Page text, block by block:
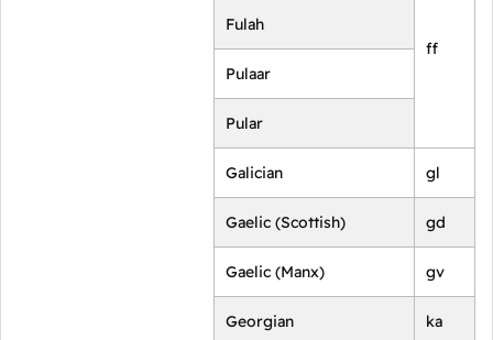
ff
Fulah
Pulaar
Pular
Galician gl
Gaelic (Scottish) gd
Gaelic (Manx) gv
Georgian ka